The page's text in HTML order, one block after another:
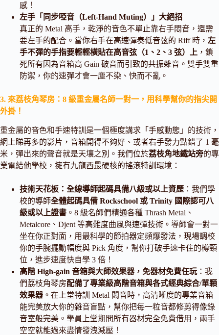
感！
左手「同步啞音（Left-Hand Muting）」大絕招
真正的 Metal 高手，乾淨的音色不單止靠右手悶音，還需
要左手的配合。當你右手在高速彈奏低音弦的 Riff 時， 左
手不彈的手指要輕輕橫貼在高音弦（1、2、3 弦）上 ，鎖
死所有因為音箱高 Gain 破音而引致的共振雜音。雙手雙重
防禦，你的速彈才會一塵不染、快而不亂。
3. 來荔枝角琴房：8 級重金屬名師一對一，用科學幫你的指尖開
外掛！
重金屬的音色和手速特訓是一個極度講求「手感動態」的技術，
網上睇再多的影片，音箱開得不夠好、或者右手發力點錯了 1 毫
米，彈出來的聲音就是天壤之別。我們位於荔枝角地鐵站旁的專
業電結他學校，擁有九龍西最硬核的搖滾特訓環境：
技術天花板：全線導師起碼具備八級或以上資歷 ：我們學
校的導師全體起碼具備 Rockschool 或 Trinity 國際認可八
級或以上證書 。8 級名師們精通各種 Thrash Metal、
Metalcore、Djent 等高難度曲風與速彈技術。導師會一對一
坐在你正對面，用最科學的節拍器定頻爆發法，現場調校
你的手腕擺動幅度與 Pick 角度，幫你打破手速卡住的樽頸
位，進步速度快自學 3 倍！
高階 High-gain 音箱與大師效果器，免器材免費任玩：我
們荔枝角琴房配備了專業級高階音箱與各式經典綜合/單顆
效果器 。在上堂特訓 Metal 悶音時，高清晰度的專業音箱
能完美放大你的雜音盲點，幫你把每一粒音都修剪得像錄
音室般完美。學員上堂期間所有器材完全免費借用，兩手
空空就能過來盡情發洩減壓！